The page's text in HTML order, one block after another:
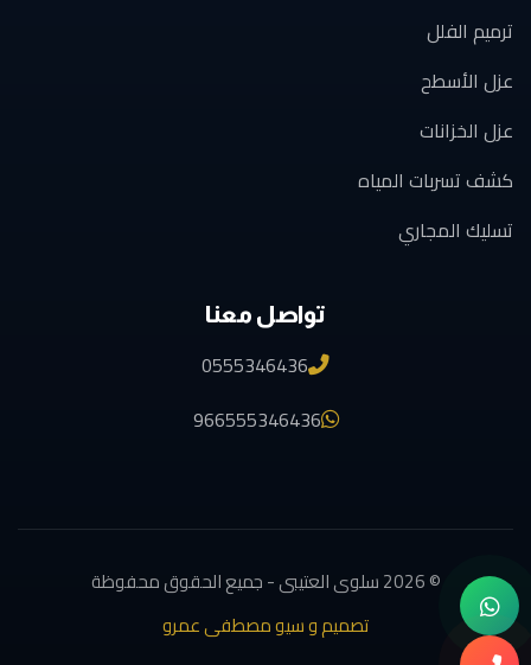
ترميم الفلل
عزل الأسطح
عزل الخزانات
كشف تسربات المياه
تسليك المجاري
تواصل معنا
0555346436
966555346436
© 2026 سلوى العتيبى - جميع الحقوق محفوظة
تصميم و سيو مصطفى عمرو